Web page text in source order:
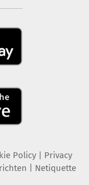
Policy| Privacy
Netiquette